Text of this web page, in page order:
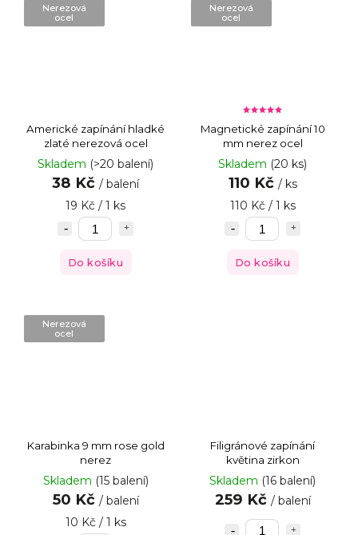
Nerezová
ocel
Americké zapínání hladké
zlaté nerezová ocel
Skladem (>20 balení)
38 Kč / balení
19 Kč / 1 ks
Do košíku
Nerezová
ocel
Magnetické zapínání 10
mm nerez ocel
Skladem (20 ks)
110 Kč / ks
110 Kč / 1 ks
Do košíku
Nerezová
ocel
Karabinka 9 mm rose gold
nerez
Skladem (15 balení)
50 Kč / balení
10 Kč / 1 ks
Filigránové zapínání
květina zirkon
Skladem (16 balení)
259 Kč / balení